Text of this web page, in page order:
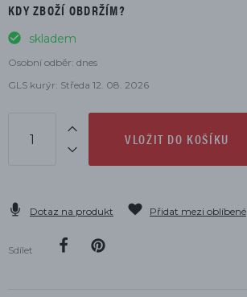
KDY ZBOŽÍ OBDRŽÍM?
skladem
Osobní odběr: dnes
GLS kurýr: Středa 12. 08. 2026
VLOŽIT DO KOŠÍKU
Dotaz na produkt Přidat mezi oblíbené
Sdílet